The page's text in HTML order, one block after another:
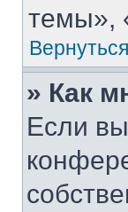
темы»,
» Как
Если